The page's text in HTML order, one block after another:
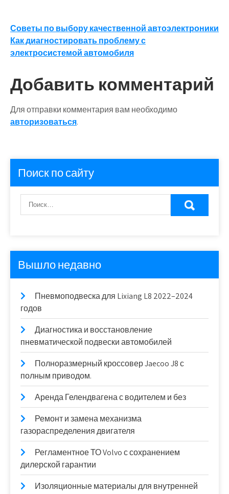
Навигация
по
Советы по выбору качественной автоэлектроники
Как диагностировать проблему с
электросистемой автомобиля
Добавить комментарий
Для отправки комментария вам необходимо
авторизоваться.
Поиск по сайту
Вышло недавно
Пневмоподвеска для Lixiang L8 2022–2024
годов
Диагностика и восстановление
пневматической подвески автомобилей
Полноразмерный кроссовер Jaecoo J8 с
полным приводом.
Аренда Гелендвагена с водителем и без
Ремонт и замена механизма
газораспределения двигателя
Регламентное ТО Volvo с сохранением
дилерской гарантии
Изоляционные материалы для внутренней